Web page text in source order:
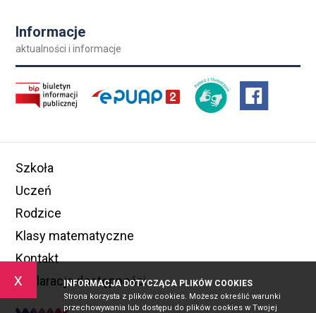
x INFORMACJA DOTYCZĄCA PLIKÓW COOKIES
Strona korzysta z plików cookies. Możesz określić warunki
przechowywania lub dostępu do plików cookies w Twojej
Informacje
aktualności i informacje
Szkoła
Uczeń
Rodzice
Klasy matematyczne
Kontakt
Deklaracja dostępności